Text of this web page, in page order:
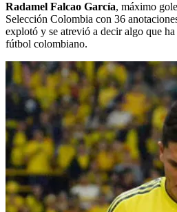
Radamel Falcao García, máximo
Selección Colombia con 36
explotó y se atrevió a decir algo que ha
fútbol colombiano.